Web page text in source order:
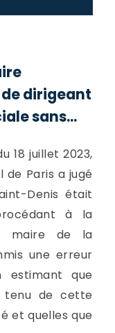
dirigeant
sans...
18 juillet 2023,
de Paris a jugé
Denis était
à la
maire de la
une erreur
estimant que
tenu de cette
et quelles que